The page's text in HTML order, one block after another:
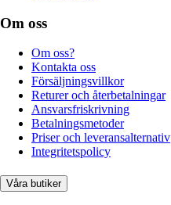
Om oss
Om oss?
Kontakta oss
Försäljningsvillkor
Returer och återbetalningar
Ansvarsfriskrivning
Betalningsmetoder
Priser och leveransalternativ
Integritetspolicy
Våra butiker